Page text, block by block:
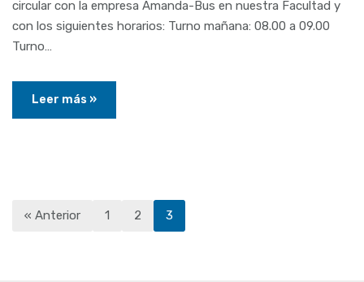
circular con la empresa Amanda-Bus en nuestra Facultad y
con los siguientes horarios: Turno mañana: 08.00 a 09.00
Turno…
Leer más »
« Anterior 1 2 3